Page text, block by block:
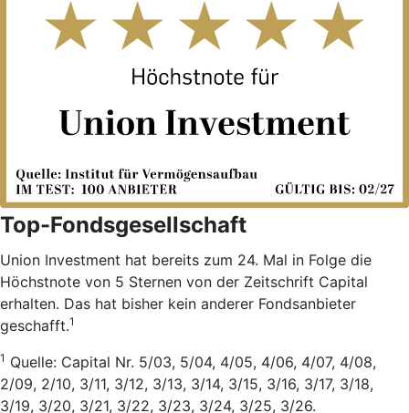
Top-Fondsgesellschaft
Union Investment hat bereits zum 24. Mal in Folge die
Höchstnote von 5 Sternen von der Zeitschrift Capital
erhalten. Das hat bisher kein anderer Fondsanbieter
geschafft.1
1 Quelle: Capital Nr. 5/03, 5/04, 4/05, 4/06, 4/07, 4/08,
2/09, 2/10, 3/11, 3/12, 3/13, 3/14, 3/15, 3/16, 3/17, 3/18,
3/19, 3/20, 3/21, 3/22, 3/23, 3/24, 3/25, 3/26.